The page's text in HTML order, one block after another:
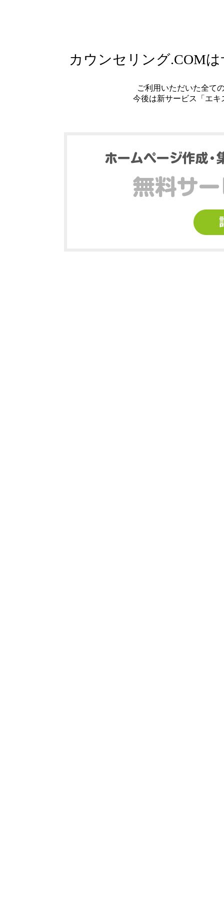
カウンセリング.COM
ご利用いただいた全て
今後は新サービス「エ